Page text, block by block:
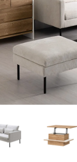
ごろで使